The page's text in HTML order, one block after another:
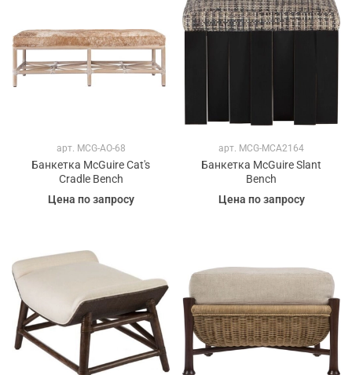
арт. MCG-AO-68
Банкетка McGuire Cat's
Cradle Bench
Цена по запросу
арт. MCG-MCA2164
Банкетка McGuire Slant
Bench
Цена по запросу